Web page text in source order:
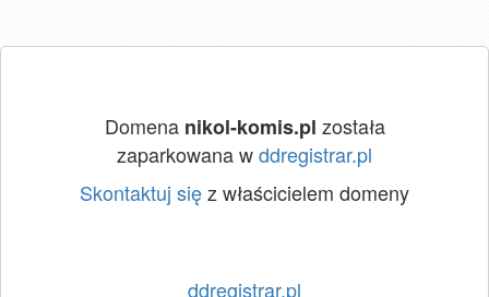
Domena nikol-komis.pl została
zaparkowana wddregistrar.pl
Skontaktuj sięz właścicielem domeny
ddregistrar.pl